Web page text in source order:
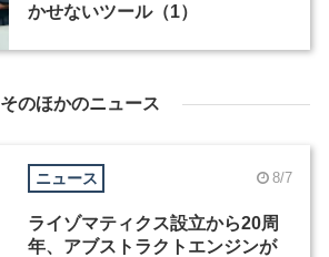
かせないツール（1）
そのほかのニュース
ニュース 8/7
ライゾマティクス設立から20周
年、アブストラクトエンジンが